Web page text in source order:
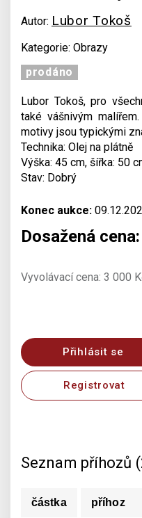
Autor: Lubor Tokoš
Kategorie: Obrazy
prodáno
Lubor Tokoš, pro
také vášnivým
motivy jsou typickými
Technika: Olej na plátně
Výška: 45 cm, šířka: 50
Stav: Dobrý
Konec aukce:
Dosažená cena:
Vyvolávací cena: 3 000
Přihlásit se
Registrovat
Seznam příhozů
částka příhoz